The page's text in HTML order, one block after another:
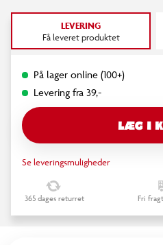
LEVERING
Få leveret produktet
På lager online (100+)
Levering fra 39,-
LÆG I
Se leveringsmuligheder
365 dages returret Fri